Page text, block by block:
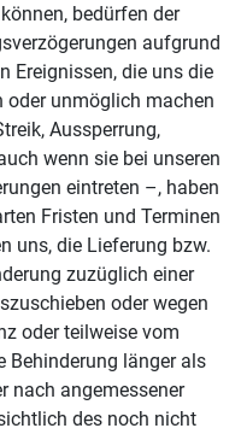
bedürfen der
aufgrund
Ereignissen, die uns die
oder unmöglich machen
Aussperrung,
wenn sie bei unseren
eintreten –, haben
Fristen und Terminen
uns, die Lieferung bzw.
zuzüglich einer
oder wegen
oder teilweise vom
Behinderung länger als
nach angemessener
des noch nicht